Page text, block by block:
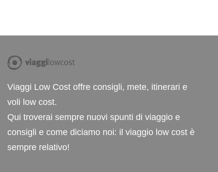
Viaggi Low Cost offre consigli, mete, itinerari e
voli low cost.
Qui troverai sempre nuovi spunti di viaggio e
consigli e come diciamo noi: il viaggio low cost è
sempre relativo!